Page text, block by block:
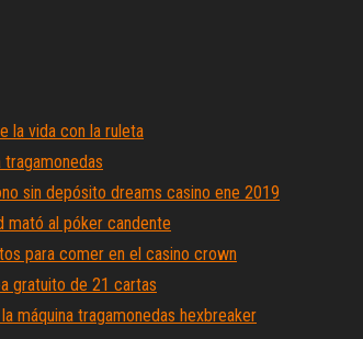
la vida con la ruleta
tragamonedas
sin depósito dreams casino ene 2019
mató al póker candente
para comer en el casino crown
gratuito de 21 cartas
máquina tragamonedas hexbreaker